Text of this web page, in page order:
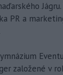
PR a
založené v